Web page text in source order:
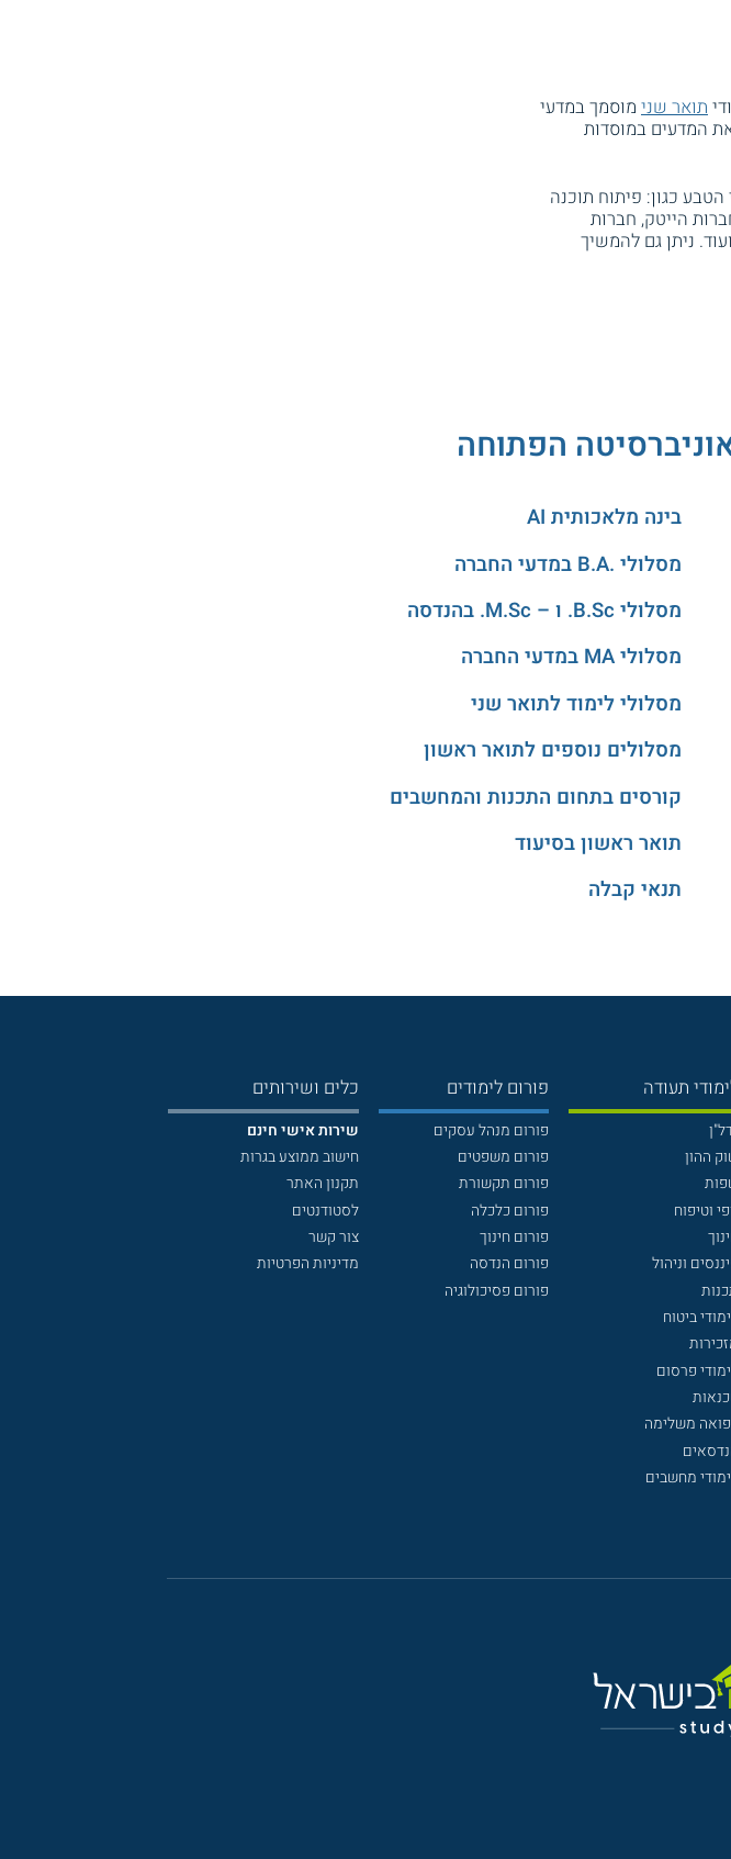
תואר שני מוסמך במדעי
המדעים במוסדות
כגון: פיתוח תוכנה
הייטק, חברות
ניתן גם להמשיך
הפתוחה
בינה מלאכותית AI
מסלולי .B.A במדעי החברה
מסלולי B.Sc. ו – M.Sc. בהנדסה
מסלולי MA במדעי החברה
מסלולי לימוד לתואר שני
מסלולים נוספים לתואר ראשון
קורסים בתחום התכנות והמחשבים
תואר ראשון בסיעוד
תנאי קבלה
תעודה
ההון
וטיפוח
וניהול
ביטוח
פרסום
משלימה
מחשבים
פורום לימודים
פורום מנהל עסקים
פורום משפטים
פורום תקשורת
פורום כלכלה
פורום חינוך
פורום הנדסה
פורום פסיכולוגיה
כלים ושירותים
שירות אישי חינם
חישוב ממוצע בגרות
תקנון האתר
לסטודנטים
צור קשר
מדיניות הפרטיות